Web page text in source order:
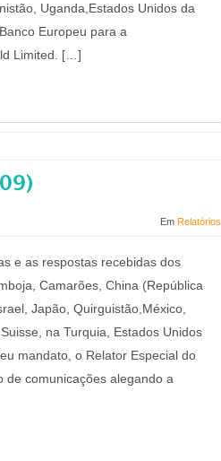
Uganda,Estados Unidos da
Europeu para a
Limited. […]
Em Relatórios
e as respostas recebidas dos
Camarões, China (República
Japão, Quirguistão,México,
na Turquia, Estados Unidos
mandato, o Relator Especial do
de comunicações alegando a